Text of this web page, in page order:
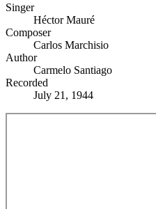
Singer
Héctor Mauré
Composer
Carlos Marchisio
Author
Carmelo Santiago
Recorded
July 21, 1944